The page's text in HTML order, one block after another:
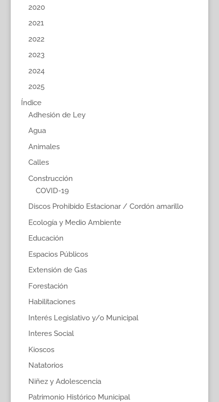
2020
2021
2022
2023
2024
2025
Índice
Adhesión de Ley
Agua
Animales
Calles
Construcción
COVID-19
Discos Prohibido Estacionar / Cordón amarillo
Ecología y Medio Ambiente
Educación
Espacios Públicos
Extensión de Gas
Forestación
Habilitaciones
Interés Legislativo y/o Municipal
Interes Social
Kioscos
Natatorios
Niñez y Adolescencia
Patrimonio Histórico Municipal